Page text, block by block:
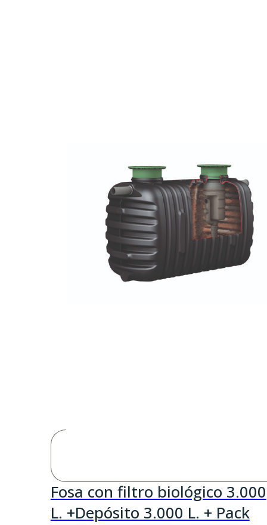
Fosa con filtro biológico 3.000
L. +Depósito 3.000 L. + Pack